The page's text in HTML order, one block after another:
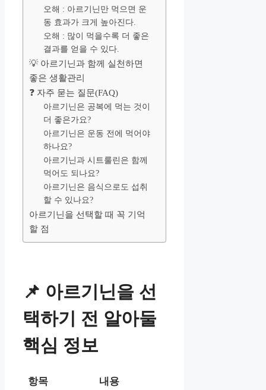
오해 : 아르기닌만 먹으면 운
동 효과가 크게 높아진다.
오해 : 많이 먹을수록 더 좋은
결과를 얻을 수 있다.
💡 아르기닌과 함께 실천하면
좋은 생활관리
❓ 자주 묻는 질문(FAQ)
아르기닌은 공복에 먹는 것이
더 좋은가요?
아르기닌은 운동 전에 먹어야
하나요?
아르기닌과 시트룰린은 함께
먹어도 되나요?
아르기닌은 음식으로도 섭취
할 수 있나요?
아르기닌을 선택할 때 꼭 기억
할 점
📌 아르기닌을 선
택하기 전 알아둘
핵심 정보
항목
내용